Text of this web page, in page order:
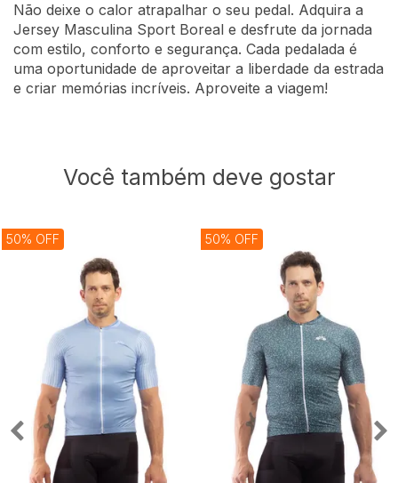
Não deixe o calor atrapalhar o seu pedal. Adquira a
Jersey Masculina Sport Boreal e desfrute da jornada
com estilo, conforto e segurança. Cada pedalada é
uma oportunidade de aproveitar a liberdade da estrada
e criar memórias incríveis. Aproveite a viagem!
Você também deve gostar
50% OFF 50% OFF